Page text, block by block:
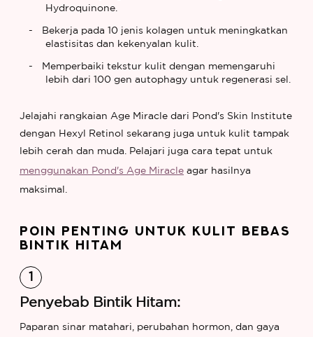
Hydroquinone.
Bekerja pada 10 jenis kolagen untuk meningkatkan
elastisitas dan kekenyalan kulit.
Memperbaiki tekstur kulit dengan memengaruhi
lebih dari 100 gen autophagy untuk regenerasi sel.
Jelajahi rangkaian Age Miracle dari Pond's Skin Institute
dengan Hexyl Retinol sekarang juga untuk kulit tampak
lebih cerah dan muda. Pelajari juga cara tepat untuk
menggunakan Pond's Age Miracle agar hasilnya
maksimal.
POIN PENTING UNTUK KULIT BEBAS
BINTIK HITAM
Penyebab Bintik Hitam:
Paparan sinar matahari, perubahan hormon, dan gaya